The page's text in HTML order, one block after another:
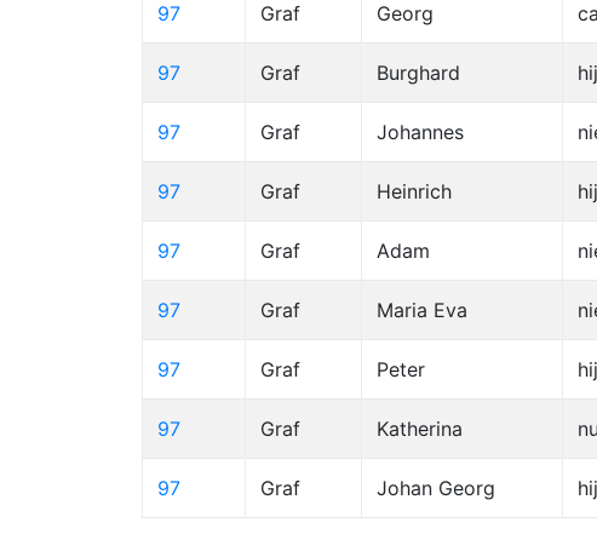
97 Graf Georg
97 Graf Burghard
97 Graf Johannes
97 Graf Heinrich
97 Graf Adam
97 Graf Maria Eva
97 Graf Peter
97 Graf Katherina
97 Graf Johan Georg